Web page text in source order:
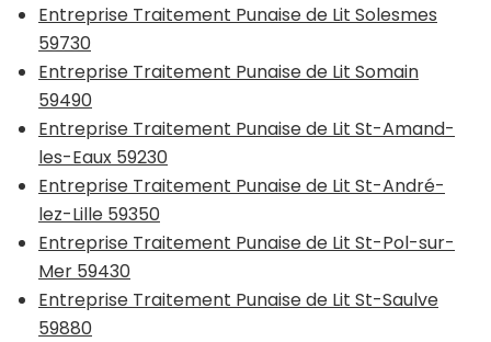
Entreprise Traitement Punaise de Lit Solesmes
59730
Entreprise Traitement Punaise de Lit Somain
59490
Entreprise Traitement Punaise de Lit St-Amand-
les-Eaux 59230
Entreprise Traitement Punaise de Lit St-André-
lez-Lille 59350
Entreprise Traitement Punaise de Lit St-Pol-sur-
Mer 59430
Entreprise Traitement Punaise de Lit St-Saulve
59880